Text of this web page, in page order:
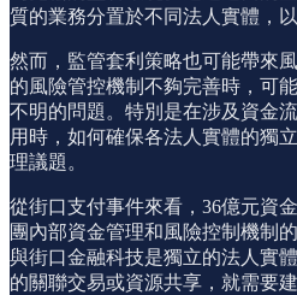
質的業務分置於不同法人實體，
然而，監管套利策略也可能帶來
的風險管控機制不夠完善時，可
不明的問題。特別是在涉及資金
用時，如何確保各法人實體的獨
理議題。
從街口支付事件來看，36億元資
團內部資金管理和風險控制機制
與街口金融科技是獨立的法人實
的關聯交易或資源共享，就需要